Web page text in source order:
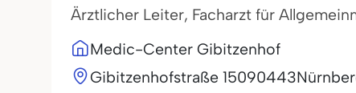
Ärztlicher Leiter, Facharzt für
Medic-Center Gibitzenhof
Gibitzenhofstraße 15090443